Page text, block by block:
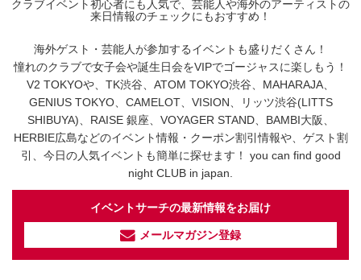
クラブイベント初心者にも人気で、芸能人や海外のアーティストの
来日情報のチェックにもおすすめ！
海外ゲスト・芸能人が参加するイベントも盛りだくさん！
憧れのクラブで女子会や誕生日会をVIPでゴージャスに楽しもう！
V2 TOKYOや、TK渋谷、ATOM TOKYO渋谷、MAHARAJA、
GENIUS TOKYO、CAMELOT、VISION、リッツ渋谷(LITTS
SHIBUYA)、RAISE 銀座、VOYAGER STAND、BAMBI大阪、
HERBIE広島などのイベント情報・クーポン割引情報や、ゲスト割
引、今日の人気イベントも簡単に探せます！ you can find good
night CLUB in japan.
イベントサーチの最新情報をお届け
メールマガジン登録